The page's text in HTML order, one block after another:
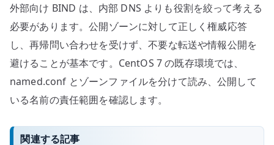
外部向け BIND は、内部 DNS よりも役割を絞って考える
必要があります。公開ゾーンに対して正しく権威応答
し、再帰問い合わせを受けず、不要な転送や情報公開を
避けることが基本です。CentOS 7 の既存環境では、
named.conf とゾーンファイルを分けて読み、公開して
いる名前の責任範囲を確認します。
関連する記事